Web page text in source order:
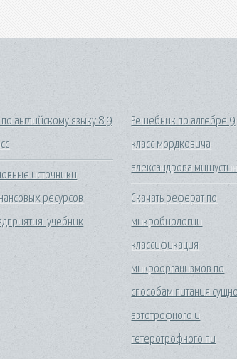
по английскому языку 8 9
источники
ресурсов
учебник
Решебник по алгебре 9
класс мордковича
александрова
Скачать реферат по
микробиологии
классификация
микроорганизмов по
способам питания
автотрофного и
гетеротрофного пи